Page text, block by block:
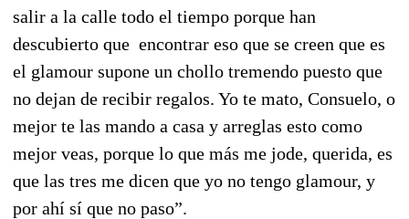
salir a la calle todo el tiempo porque han
descubierto que encontrar eso que se creen que es
el glamour supone un chollo tremendo puesto que
no dejan de recibir regalos. Yo te mato, Consuelo, o
mejor te las mando a casa y arreglas esto como
mejor veas, porque lo que más me jode, querida, es
que las tres me dicen que yo no tengo glamour, y
por ahí sí que no paso”.